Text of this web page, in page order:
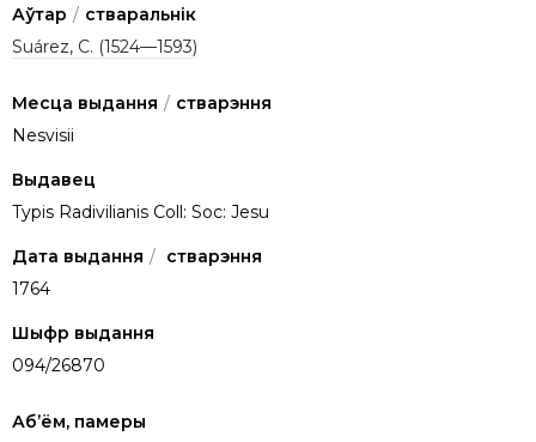
Аўтар / стваральнік
Suárez, C. (1524—1593)
Месца выдання / стварэння
Nesvisii
Выдавец
Typis Radivilianis Coll: Soc: Jesu
Дата выдання / стварэння
1764
Шыфр выдання
094/26870
Аб’ём, памеры